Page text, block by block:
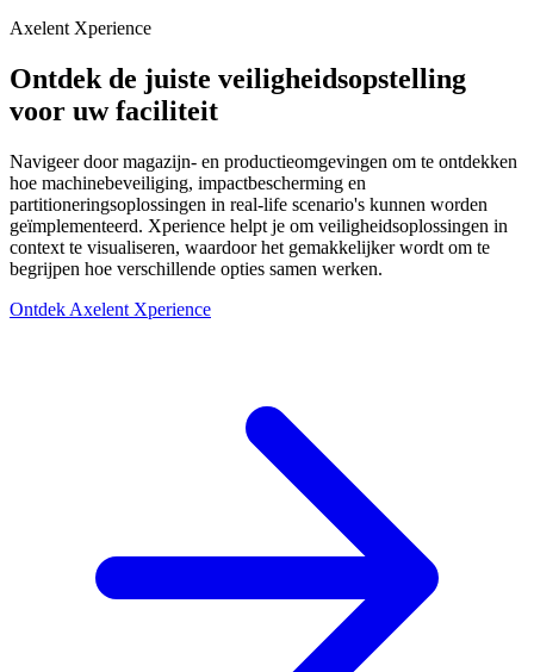
Axelent Xperience
Ontdek de juiste veiligheidsopstelling
voor uw faciliteit
Navigeer door magazijn- en productieomgevingen om te ontdekken
hoe machinebeveiliging, impactbescherming en
partitioneringsoplossingen in real-life scenario's kunnen worden
geïmplementeerd. Xperience helpt je om veiligheidsoplossingen in
context te visualiseren, waardoor het gemakkelijker wordt om te
begrijpen hoe verschillende opties samen werken.
Ontdek Axelent Xperience